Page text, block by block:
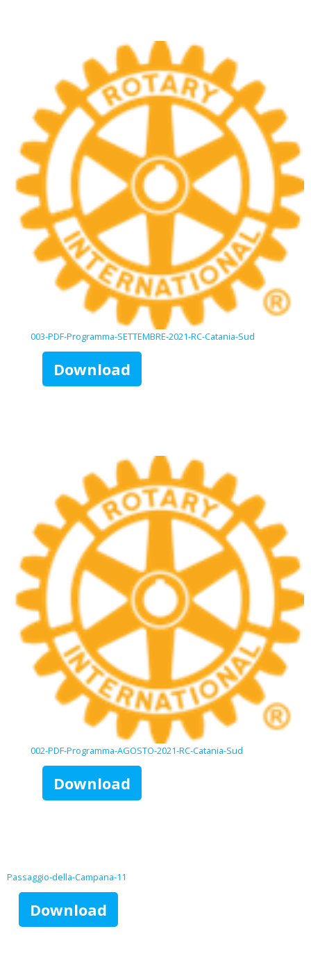
003-PDF-Programma-SETTEMBRE-2021-RC-Catania-Sud
Download
002-PDF-Programma-AGOSTO-2021-RC-Catania-Sud
Download
Passaggio-della-Campana-11
Download